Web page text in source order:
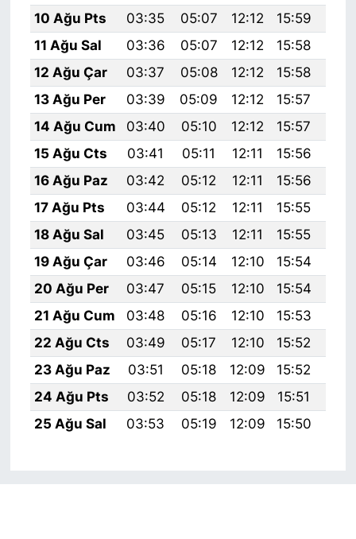
10 Ağu Pts
03:35 05:07 12:12 15:59
11 Ağu Sal
03:36 05:07 12:12 15:58
12 Ağu Çar
03:37 05:08 12:12 15:58
13 Ağu Per
03:39 05:09 12:12 15:57
14 Ağu Cum
03:40 05:10 12:12 15:57
15 Ağu Cts
03:41 05:11 12:11 15:56
16 Ağu Paz
03:42 05:12 12:11 15:56
17 Ağu Pts
03:44 05:12 12:11 15:55
18 Ağu Sal
03:45 05:13 12:11 15:55
19 Ağu Çar
03:46 05:14 12:10 15:54
20 Ağu Per
03:47 05:15 12:10 15:54
21 Ağu Cum
03:48 05:16 12:10 15:53
22 Ağu Cts
03:49 05:17 12:10 15:52
23 Ağu Paz
03:51 05:18 12:09 15:52
24 Ağu Pts
03:52 05:18 12:09 15:51
25 Ağu Sal
03:53 05:19 12:09 15:50